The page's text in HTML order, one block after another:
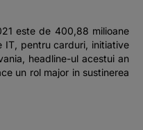
este de 400,88 milioane
pentru carduri, initiative
headline-ul acestui an
un rol major in sustinerea